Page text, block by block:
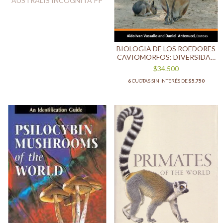
BIOLOGIA DE LOS ROEDORES
CAVIOMORFOS: DIVERSIDAD
Y EVOLUCIÓN (INGLÈS)
$34.500
6CUOTAS SIN INTERÉS DE$5.750